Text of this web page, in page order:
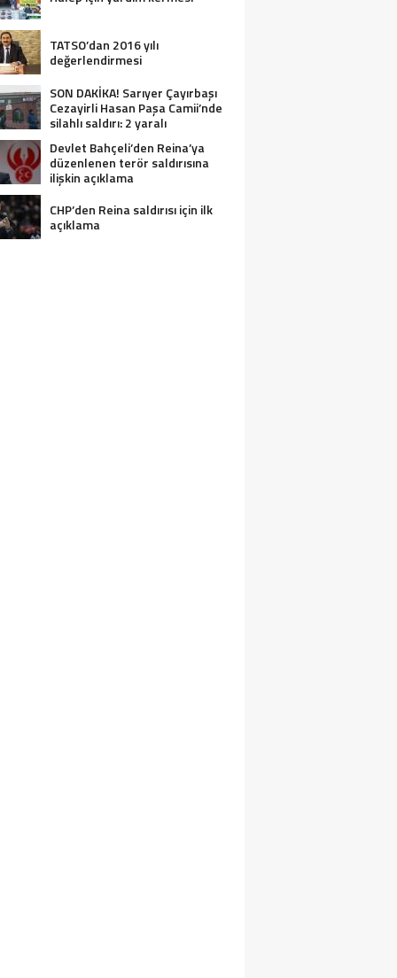
TATSO’dan 2016 yılı
değerlendirmesi
SON DAKİKA! Sarıyer Çayırbaşı
Cezayirli Hasan Paşa Camii’nde
silahlı saldırı: 2 yaralı
Devlet Bahçeli’den Reina’ya
düzenlenen terör saldırısına
ilişkin açıklama
CHP’den Reina saldırısı için ilk
açıklama